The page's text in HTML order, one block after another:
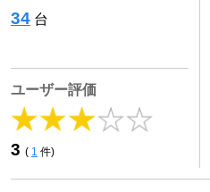
34 台
ユーザー評価
3 ( 1 件)